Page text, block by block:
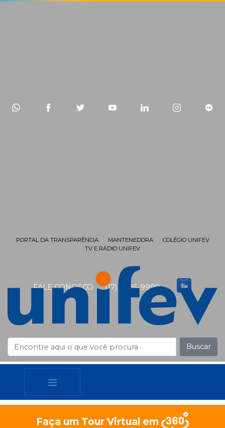
FALE CONOSCO (17) 3405-9999
PORTAL DA TRANSPARÊNCIA MANTENEDORA
COLÉGIO UNIFEV
TV E RÁDIO UNIFEV
Buscar
Faça um Tour Virtual em